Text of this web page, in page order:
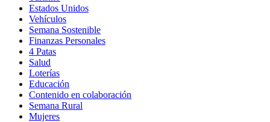
Estados Unidos
Vehículos
Semana Sostenible
Finanzas Personales
4 Patas
Salud
Loterías
Educación
Contenido en colaboración
Semana Rural
Mujeres